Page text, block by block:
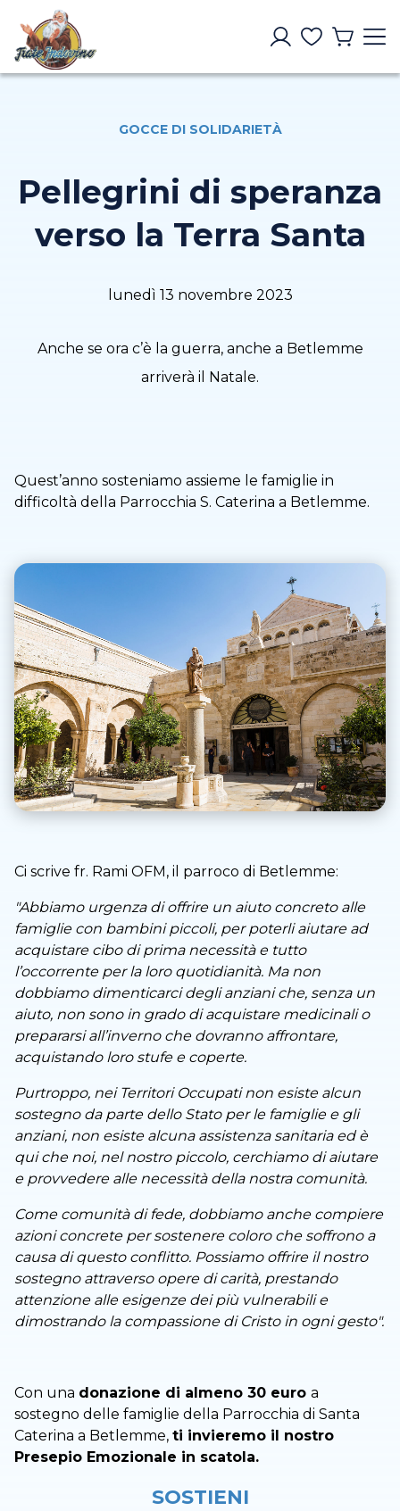
GOCCE DI SOLIDARIETÀ
Pellegrini di speranza
verso la Terra Santa
lunedì 13 novembre 2023
Anche se ora c’è la guerra, anche a Betlemme
arriverà il Natale.
Quest’anno sosteniamo assieme le famiglie in
difficoltà della Parrocchia S. Caterina a Betlemme.
Ci scrive fr. Rami OFM, il parroco di Betlemme:
"Abbiamo urgenza di offrire un aiuto concreto alle
famiglie con bambini piccoli, per poterli aiutare ad
acquistare cibo di prima necessità e tutto
l’occorrente per la loro quotidianità. Ma non
dobbiamo dimenticarci degli anziani che, senza un
aiuto, non sono in grado di acquistare medicinali o
prepararsi all’inverno che dovranno affrontare,
acquistando loro stufe e coperte.
Purtroppo, nei Territori Occupati non esiste alcun
sostegno da parte dello Stato per le famiglie e gli
anziani, non esiste alcuna assistenza sanitaria ed è
qui che noi, nel nostro piccolo, cerchiamo di aiutare
e provvedere alle necessità della nostra comunità.
Come comunità di fede, dobbiamo anche compiere
azioni concrete per sostenere coloro che soffrono a
causa di questo conflitto. Possiamo offrire il nostro
sostegno attraverso opere di carità, prestando
attenzione alle esigenze dei più vulnerabili e
dimostrando la compassione di Cristo in ogni gesto".
Con una donazione di almeno 30 euro a
sostegno delle famiglie della Parrocchia di Santa
Caterina a Betlemme, ti invieremo il nostro
Presepio Emozionale in scatola.
SOSTIENI